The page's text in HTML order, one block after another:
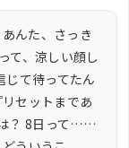
んた、さっき
て、涼しい顔し
じて待ってたん
セットまであ
？ 8日って……